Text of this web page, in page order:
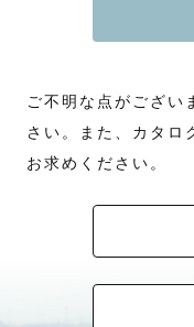
ご不明な点がござい
さい。また、カタロ
お求めください。